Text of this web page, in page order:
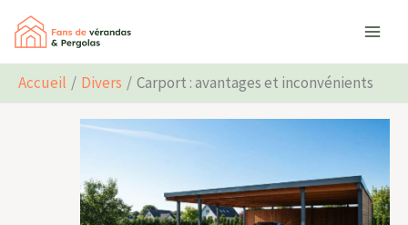
Aller
contenu
Accueil Divers Carport : avantages et inconvénients
Rechercher